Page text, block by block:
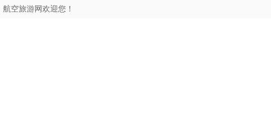
航空旅游网欢迎您！